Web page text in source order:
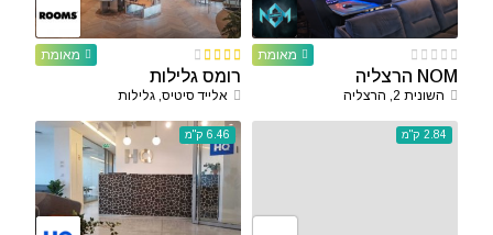
מאומת
NOM הרצליה
השונית 2, הרצליה
מאומת
רומס גלילות
אלייד סיטיס, גלילות
2.84 ק"מ 6.46 ק"מ